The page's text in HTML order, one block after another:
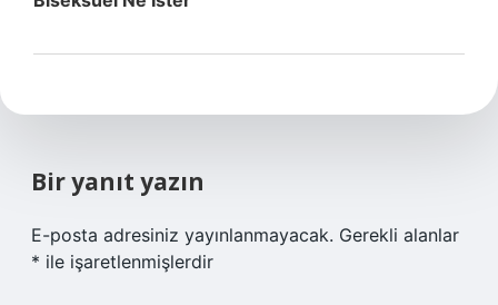
Bir yanıt yazın
E-posta adresiniz yayınlanmayacak. Gerekli alanlar
* ile işaretlenmişlerdir